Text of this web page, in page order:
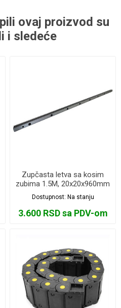
ovaj proizvod su
i sledeće
Zupčasta letva sa kosim
zubima 1.5M, 20x20x960mm
Dostupnost: Na stanju
3.600 RSD sa PDV-om